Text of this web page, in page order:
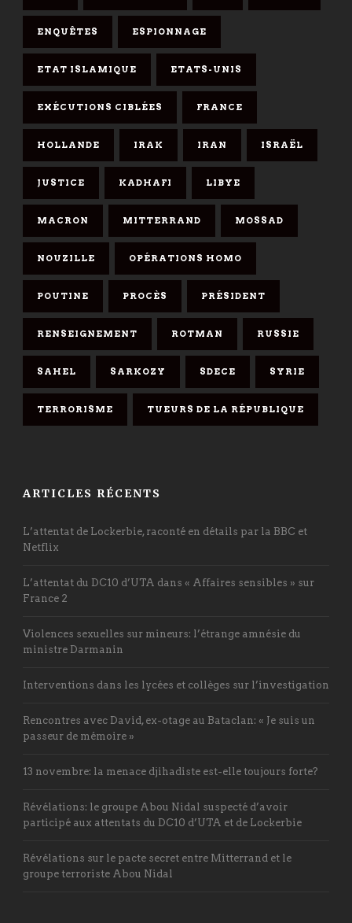
ENQUÊTES ESPIONNAGE
ETAT ISLAMIQUE ETATS-UNIS
EXÉCUTIONS CIBLÉES FRANCE
HOLLANDE IRAK IRAN ISRAËL
JUSTICE KADHAFI LIBYE
MACRON MITTERRAND MOSSAD
NOUZILLE OPÉRATIONS HOMO
POUTINE PROCÈS PRÉSIDENT
RENSEIGNEMENT ROTMAN RUSSIE
SAHEL SARKOZY SDECE SYRIE
TERRORISME TUEURS DE LA RÉPUBLIQUE
ARTICLES RÉCENTS
L’attentat de Lockerbie, raconté en détails par la BBC et
Netflix
L’attentat du DC10 d’UTA dans « Affaires sensibles » sur
France 2
Violences sexuelles sur mineurs: l’étrange amnésie du
ministre Darmanin
Interventions dans les lycées et collèges sur l’investigation
Rencontres avec David, ex-otage au Bataclan: « Je suis un
passeur de mémoire »
13 novembre: la menace djihadiste est-elle toujours forte?
Révélations: le groupe Abou Nidal suspecté d’avoir
participé aux attentats du DC10 d’UTA et de Lockerbie
Révélations sur le pacte secret entre Mitterrand et le
groupe terroriste Abou Nidal